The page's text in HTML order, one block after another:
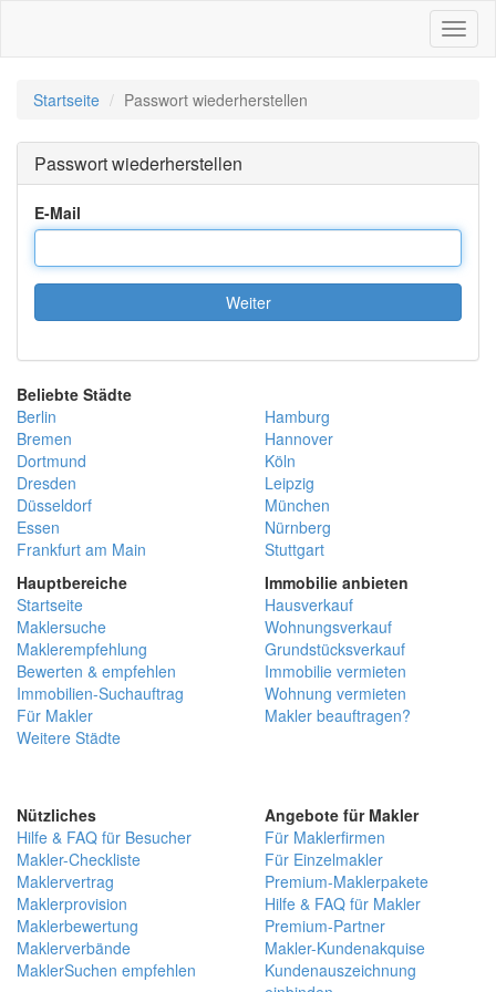
Startseite Passwort wiederherstellen
Passwort wiederherstellen
E-Mail
Weiter
Beliebte Städte
Berlin
Bremen
Dortmund
Dresden
Düsseldorf
Essen
Frankfurt am Main
Hamburg
Hannover
Köln
Leipzig
München
Nürnberg
Stuttgart
Hauptbereiche
Startseite
Maklersuche
Maklerempfehlung
Bewerten & empfehlen
Immobilien-Suchauftrag
Für Makler
Weitere Städte
Immobilie anbieten
Hausverkauf
Wohnungsverkauf
Grundstücksverkauf
Immobilie vermieten
Wohnung vermieten
Makler beauftragen?
Nützliches
Hilfe & FAQ für Besucher
Makler-Checkliste
Maklervertrag
Maklerprovision
Maklerbewertung
Maklerverbände
MaklerSuchen empfehlen
Angebote für Makler
Für Maklerfirmen
Für Einzelmakler
Premium-Maklerpakete
Hilfe & FAQ für Makler
Premium-Partner
Makler-Kundenakquise
Kundenauszeichnung